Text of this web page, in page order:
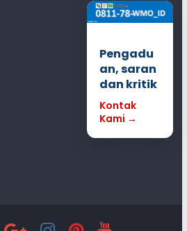
Pengadu
an, saran
dan kritik
Kontak
Kami →